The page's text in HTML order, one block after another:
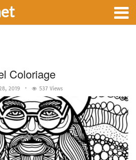
Coloriage
2019 537 Views